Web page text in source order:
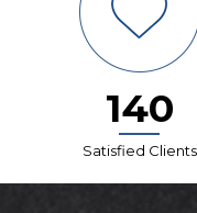
140
Satisfied Clients